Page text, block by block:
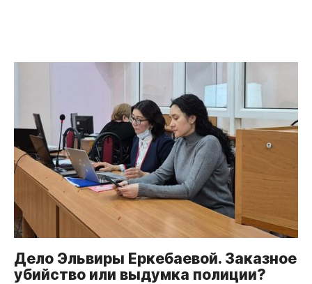
Дело Эльвиры Еркебаевой. Заказное
убийство или выдумка полиции?